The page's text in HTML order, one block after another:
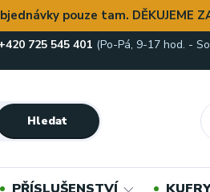
pouze tam. DĚKUJEME
Hledat
+420 725 545 401 (Po-Pá, 9-17 hod. -